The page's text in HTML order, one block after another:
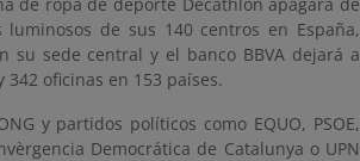
de sus 140 centros en España,
su sede central y el banco BBVA dejará a
342 oficinas en 153 países.
y partidos políticos como EQUO, PSOE,
Democrática de Catalunya o UPN